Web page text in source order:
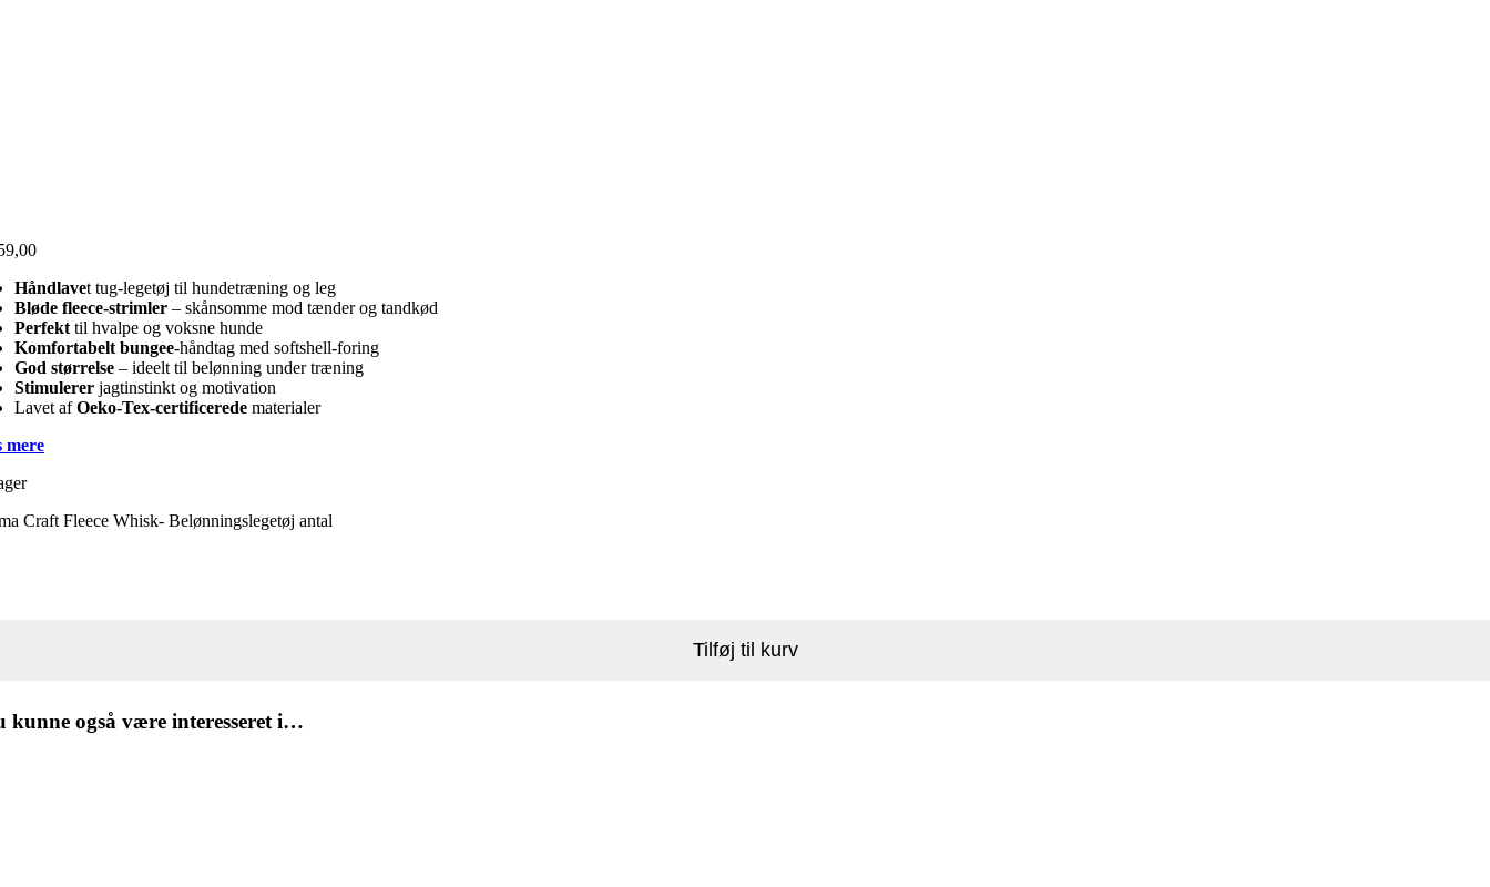
Håndlavet tug-legetøj til hundetræning og leg
Bløde fleece-strimler – skånsomme mod tænder og tandkød
Perfekt til hvalpe og voksne hunde
Komfortabelt bungee-håndtag med softshell-foring
God størrelse – ideelt til belønning under træning
Stimulerer jagtinstinkt og motivation
Lavet afOeko-Tex-certificerede materialer
mere
Craft Fleece Whisk- Belønningslegetøj antal
Tilføj til kurv
kunne også være interesseret i…